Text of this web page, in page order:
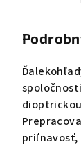
priľnavosť,